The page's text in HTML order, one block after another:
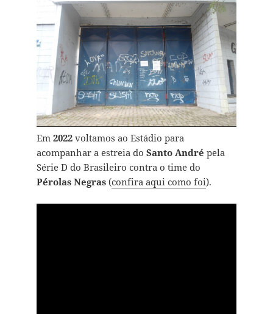
Em 2022voltamos ao Estádio para
acompanhar a estreia do Santo André pela
Série D do Brasileiro contra o time do
Pérolas Negras(confira aqui como foi).